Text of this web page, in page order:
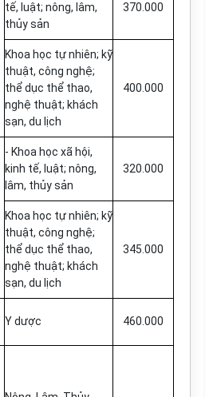
tế, luật; nông, lâm,
thủy sản
370.000
Khoa học tự nhiên; kỹ
thuật, công nghệ;
thể dục thể thao,
nghệ thuật; khách
sạn, du lịch
400.000
- Khoa học xã hội,
kinh tế, luật; nông,
lâm, thủy sản
320.000
Khoa học tự nhiên; kỹ
thuật, công nghệ;
thể dục thể thao,
nghệ thuật; khách
sạn, du lịch
345.000
Y dược 460.000